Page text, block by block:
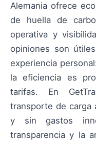
Alemania ofrece
de huella de
operativa y
opiniones son
experiencia
la eficiencia es
tarifas. En
transporte de carga
y sin gastos
transparencia y la